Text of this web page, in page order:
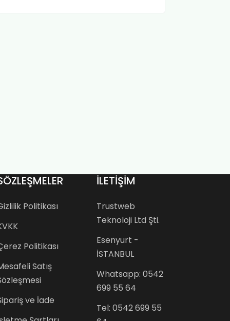
Politikası
Politikası
Satış
ve İade
İLETİŞİM
Trustweb
Teknoloji Ltd Şti.
Esenyurt -
İSTANBUL
Whatsapp: 0542
699 55 64
Tel: 0542 699 55